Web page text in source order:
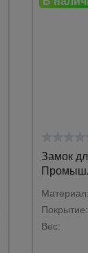
Замок
Материал:
Покрытие:
Вес: